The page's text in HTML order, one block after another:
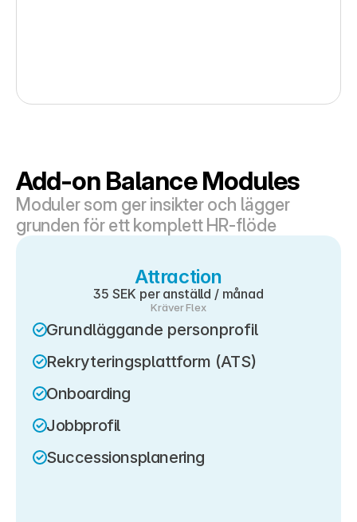
Add-on Balance Modules
Moduler som ger insikter och lägger
grunden för ett komplett HR-flöde
Attraction
35 SEK per anställd / månad
Kräver Flex
Grundläggande personprofil
Rekryteringsplattform (ATS)
Onboarding
Jobbprofil
Successionsplanering